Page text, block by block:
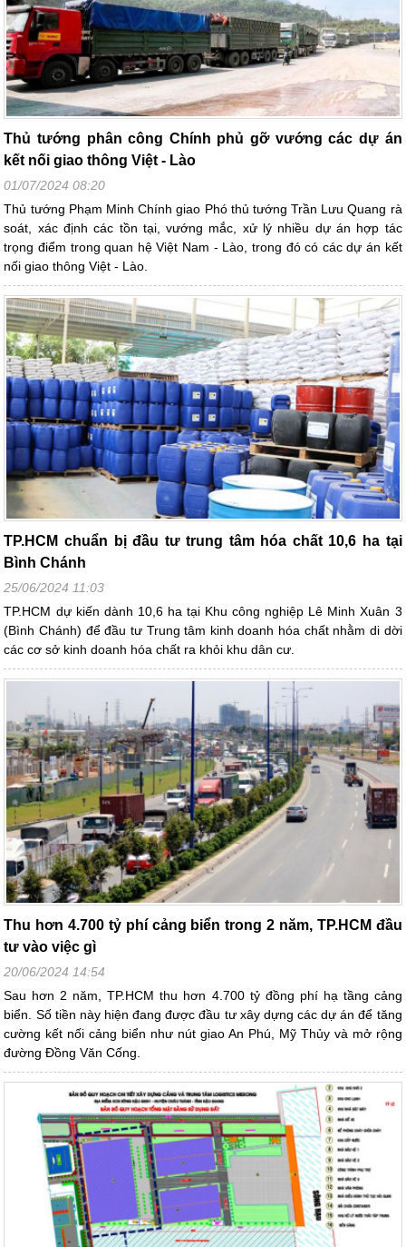
Thủ tướng phân công Chính phủ gỡ vướng các dự án
kết nối giao thông Việt - Lào
01/07/2024 08:20
Thủ tướng Phạm Minh Chính giao Phó thủ tướng Trần Lưu Quang rà
soát, xác định các tồn tại, vướng mắc, xử lý nhiều dự án hợp tác
trọng điểm trong quan hệ Việt Nam - Lào, trong đó có các dự án kết
nối giao thông Việt - Lào.
TP.HCM chuẩn bị đầu tư trung tâm hóa chất 10,6 ha tại
Bình Chánh
25/06/2024 11:03
TP.HCM dự kiến dành 10,6 ha tại Khu công nghiệp Lê Minh Xuân 3
(Bình Chánh) để đầu tư Trung tâm kinh doanh hóa chất nhằm di dời
các cơ sở kinh doanh hóa chất ra khỏi khu dân cư.
Thu hơn 4.700 tỷ phí cảng biển trong 2 năm, TP.HCM đầu
tư vào việc gì
20/06/2024 14:54
Sau hơn 2 năm, TP.HCM thu hơn 4.700 tỷ đồng phí hạ tầng cảng
biển. Số tiền này hiện đang được đầu tư xây dựng các dự án để tăng
cường kết nối cảng biển như nút giao An Phú, Mỹ Thủy và mở rộng
đường Đồng Văn Cống.